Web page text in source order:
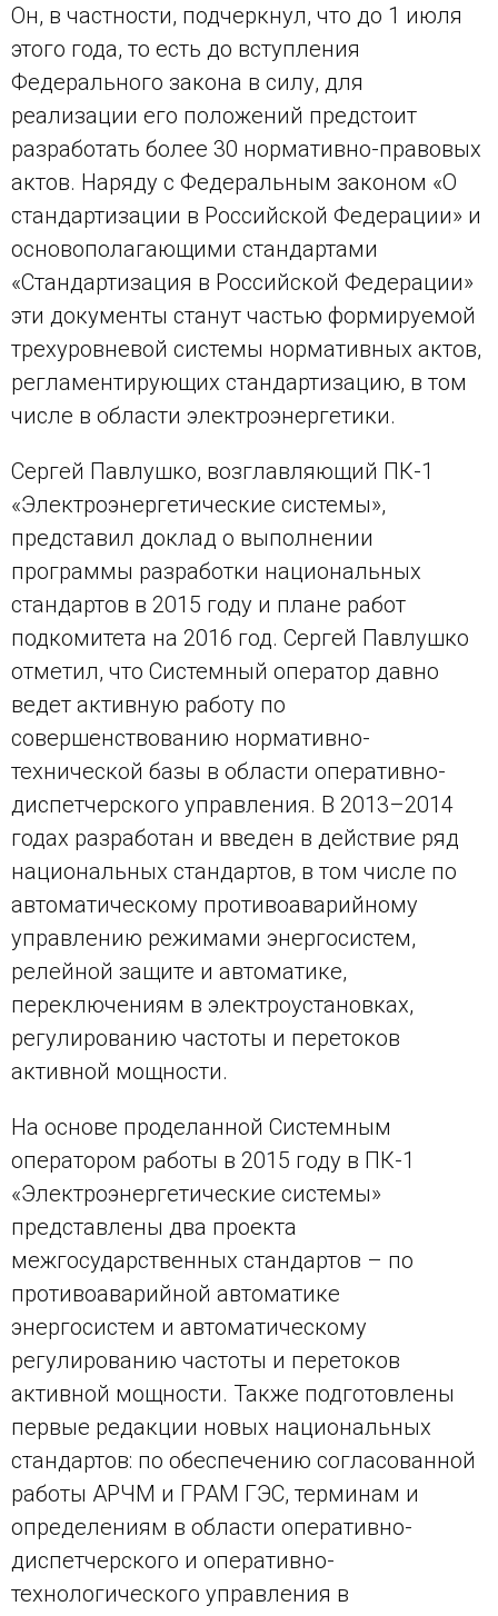
Он, в частности, подчеркнул, что до 1 июля
этого года, то есть до вступления
Федерального закона в силу, для
реализации его положений предстоит
разработать более 30 нормативно-правовых
актов. Наряду с Федеральным законом «О
стандартизации в Российской Федерации» и
основополагающими стандартами
«Стандартизация в Российской Федерации»
эти документы станут частью формируемой
трехуровневой системы нормативных актов,
регламентирующих стандартизацию, в том
числе в области электроэнергетики.
Сергей Павлушко, возглавляющий ПК-1
«Электроэнергетические системы»,
представил доклад о выполнении
программы разработки национальных
стандартов в 2015 году и плане работ
подкомитета на 2016 год. Сергей Павлушко
отметил, что Системный оператор давно
ведет активную работу по
совершенствованию нормативно-
технической базы в области оперативно-
диспетчерского управления. В 2013–2014
годах разработан и введен в действие ряд
национальных стандартов, в том числе по
автоматическому противоаварийному
управлению режимами энергосистем,
релейной защите и автоматике,
переключениям в электроустановках,
регулированию частоты и перетоков
активной мощности.
На основе проделанной Системным
оператором работы в 2015 году в ПК-1
«Электроэнергетические системы»
представлены два проекта
межгосударственных стандартов – по
противоаварийной автоматике
энергосистем и автоматическому
регулированию частоты и перетоков
активной мощности. Также подготовлены
первые редакции новых национальных
стандартов: по обеспечению согласованной
работы АРЧМ и ГРАМ ГЭС, терминам и
определениям в области оперативно-
диспетчерского и оперативно-
технологического управления в